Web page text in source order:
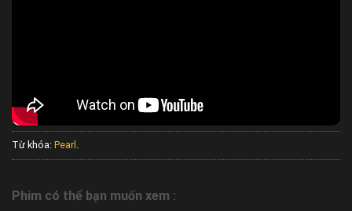
Từ khóa: Pearl
Phim có thể bạn muốn xem :